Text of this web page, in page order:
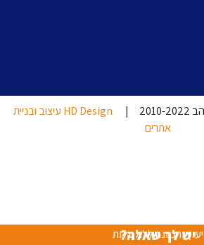
|
HD Design עיצוב ובניית
אתרים
יש לך שאלה?
יעוץ והכוונה ללא עלות